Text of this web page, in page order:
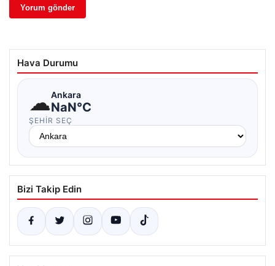
Hava Durumu
☁Ankara
NaN°C
ŞEHIR SEÇ
Bizi Takip Edin